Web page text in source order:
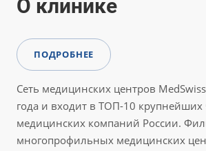
О клинике
ПОДРОБНЕЕ
Сеть медицинских центров
года и входит в ТОП-10 крупнейших
медицинских компаний России.
многопрофильных медицинских